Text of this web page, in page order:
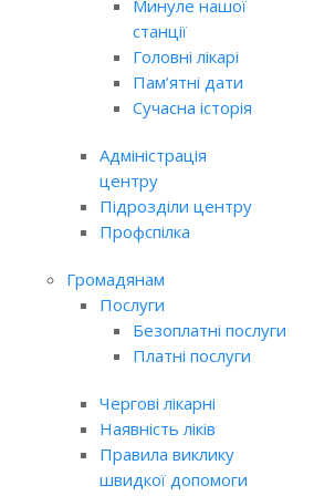
Минуле нашої
станції
Головні лікарі
Пам’ятні дати
Сучасна історія
Адміністрація
центру
Підрозділи центру
Профспілка
Громадянам
Послуги
Безоплатні послуги
Платні послуги
Чергові лікарні
Наявність ліків
Правила виклику
швидкої допомоги